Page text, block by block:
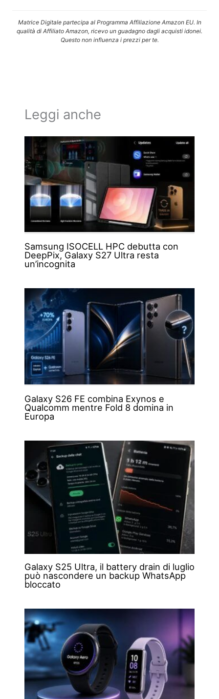
Matrice Digitale partecipa al Programma Affiliazione Amazon EU. In
qualità di Affiliato Amazon, ricevo un guadagno dagli acquisti idonei.
Questo non influenza i prezzi per te.
Leggi anche
Samsung ISOCELL HPC debutta con
DeepPix, Galaxy S27 Ultra resta
un’incognita
Galaxy S26 FE combina Exynos e
Qualcomm mentre Fold 8 domina in
Europa
Galaxy S25 Ultra, il battery drain di luglio
può nascondere un backup WhatsApp
bloccato